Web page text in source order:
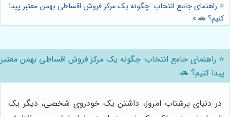
⭐️ راهنمای جامع انتخاب: چگونه یک مرکز فروش اقساطی بهمن معتبر پیدا
کنیم؟ 🚗»
⭐️ راهنمای جامع انتخاب: چگونه یک مرکز فروش اقساطی بهمن معتبر
پیدا کنیم؟ 🚗
در دنیای پرشتاب امروز، داشتن یک خودروی شخصی، دیگر یک